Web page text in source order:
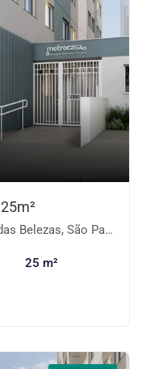
São Paulo-SP
25 m²